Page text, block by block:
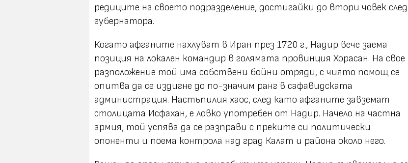
редиците на своето подразделение, достигайки до втори човек след
губернатора.
Когато афганите нахлуват в Иран през 1720 г., Надир вече заема
позиция на локален командир в голямата провинция Хорасан. На свое
разположение той има собствени бойни отряди, с чиято помощ се
опитва да се издигне до по-значим ранг в сафавидската
администрация. Настъпилия хаос, след като афганите завземат
столицата Исфахан, е ловко употребен от Надир. Начело на частна
армия, той успява да се разправи с преките си политически
опоненти и поема контрола над град Калат и района около него.